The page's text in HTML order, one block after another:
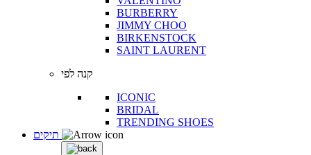
BURBERRY
JIMMY CHOO
BIRKENSTOCK
SAINT LAURENT
קנה לפי
ICONIC
BRIDAL
TRENDING SHOES